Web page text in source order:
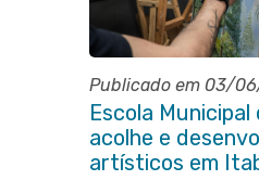
Publicado em 03/
Escola
acolhe e
artísticos em